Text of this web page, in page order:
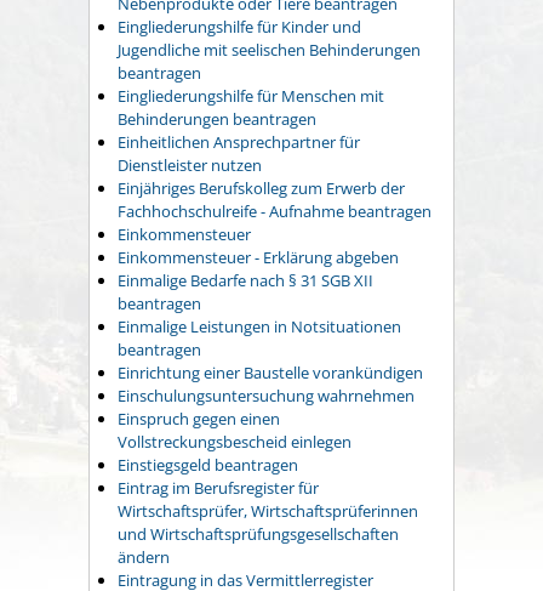
Eingliederungshilfe für Kinder und
Jugendliche mit seelischen Behinderungen
beantragen
Eingliederungshilfe für Menschen mit
Behinderungen beantragen
Einheitlichen Ansprechpartner für
Dienstleister nutzen
Einjähriges Berufskolleg zum Erwerb der
Fachhochschulreife - Aufnahme beantragen
Einkommensteuer
Einkommensteuer - Erklärung abgeben
Einmalige Bedarfe nach § 31 SGB XII
beantragen
Einmalige Leistungen in Notsituationen
beantragen
Einrichtung einer Baustelle vorankündigen
Einschulungsuntersuchung wahrnehmen
Einspruch gegen einen
Vollstreckungsbescheid einlegen
Einstiegsgeld beantragen
Eintrag im Berufsregister für
Wirtschaftsprüfer, Wirtschaftsprüferinnen
und Wirtschaftsprüfungsgesellschaften
ändern
Eintragung in das Vermittlerregister